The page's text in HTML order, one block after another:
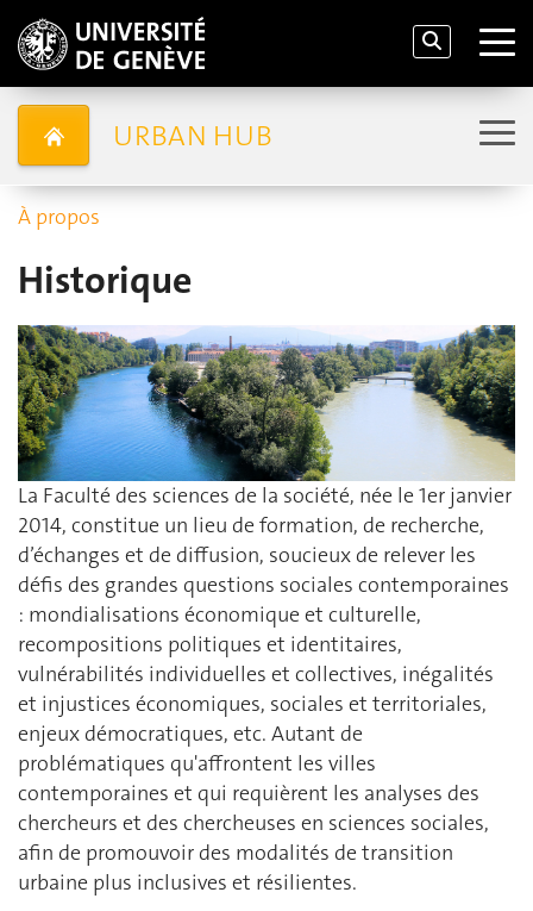
URBAN HUB
À propos
Historique
La Faculté des sciences de la société, née le 1er janvier
2014, constitue un lieu de formation, de recherche,
d’échanges et de diffusion, soucieux de relever les
défis des grandes questions sociales contemporaines
: mondialisations économique et culturelle,
recompositions politiques et identitaires,
vulnérabilités individuelles et collectives, inégalités
et injustices économiques, sociales et territoriales,
enjeux démocratiques, etc. Autant de
problématiques qu'affrontent les villes
contemporaines et qui requièrent les analyses des
chercheurs et des chercheuses en sciences sociales,
afin de promouvoir des modalités de transition
urbaine plus inclusives et résilientes.